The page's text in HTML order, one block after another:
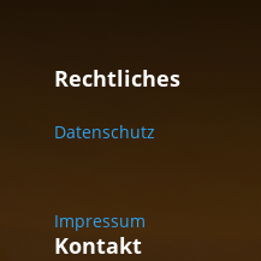
Rechtliches
Datenschutz
Impressum
Kontakt